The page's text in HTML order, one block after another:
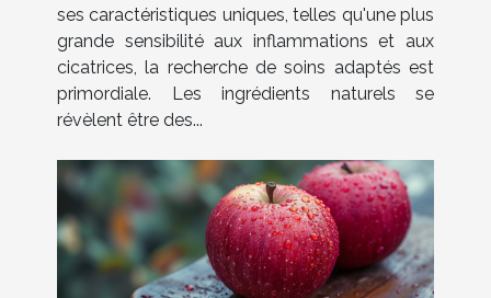
ses caractéristiques uniques, telles qu'une plus
grande sensibilité aux inflammations et aux
cicatrices, la recherche de soins adaptés est
primordiale. Les ingrédients naturels se
révèlent être des...